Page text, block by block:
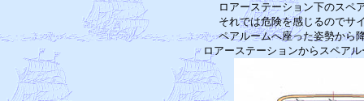
ロアーステーション下のスペア
それでは危険を感じるのでサイ
ペアルームへ座った